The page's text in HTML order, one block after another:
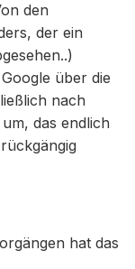
den
der ein
über die
nach
das endlich
hat das